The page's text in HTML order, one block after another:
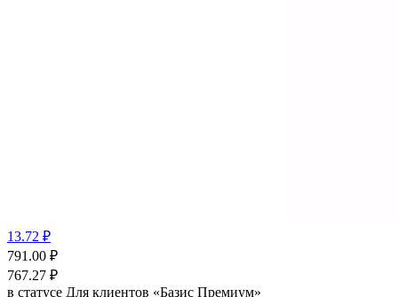
13.72 ₽
791.00 ₽
767.27 ₽
в статусе Для клиентов «Базис Премиум»